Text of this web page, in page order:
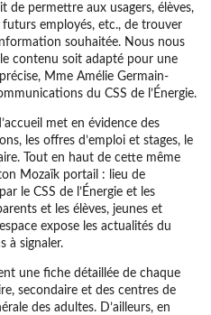
de permettre aux usagers, élèves,
employés, etc., de trouver
souhaitée. Nous nous
contenu soit adapté pour une
Mme Amélie Germain-
du CSS de l’Énergie.
met en évidence des
les offres d’emploi et stages, le
Tout en haut de cette même
Mozaïk portail : lieu de
le CSS de l’Énergie et les
et les élèves, jeunes et
expose les actualités du
à signaler.
une fiche détaillée de chaque
secondaire et des centres de
des adultes. D’ailleurs, en